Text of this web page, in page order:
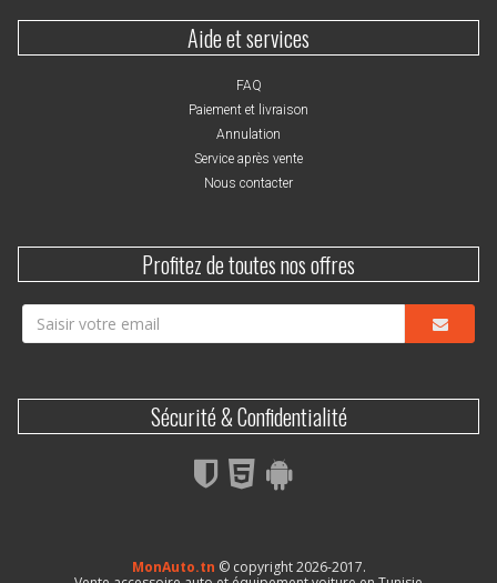
Aide et services
FAQ
Paiement et livraison
Annulation
Service après vente
Nous contacter
Profitez de toutes nos offres
Sécurité & Confidentialité
MonAuto.tn © copyright 2026-2017.